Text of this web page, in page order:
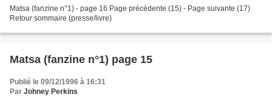
Matsa (fanzine n°1) - page 16 Page précédente (15) - Page suivante (17)
Retour sommaire (presse/livre)
Matsa (fanzine n°1) page 15
Publié le 09/12/1996 à 16:31
Par Johney Perkins